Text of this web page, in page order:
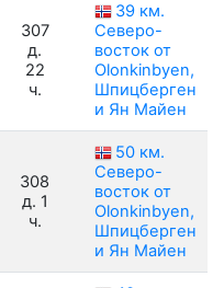
307
д.
22
ч.
39 км.
Северо-
восток от
Olonkinbyen,
Шпицберген
и Ян Майен
308
д. 1
ч.
50 км.
Северо-
восток от
Olonkinbyen,
Шпицберген
и Ян Майен